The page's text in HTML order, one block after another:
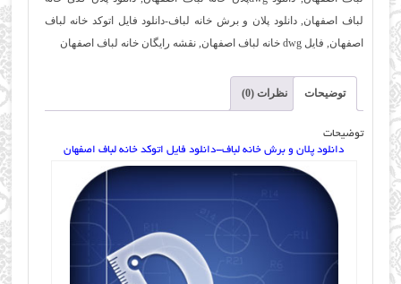
خانه
لباف-
دانلود
اتوکد
لباف
لباف اصفهان,دانلود پلان و برش خانه لباف-دانلود فایل اتوکد خانه لباف
اصفهان, فایل dwg خانه لباف اصفهان ,نقشه رایگان خانه لباف اصفهان
توضیحات نظرات (0)
توضیحات
دانلود پلان و برش خانه لباف-دانلود فایل اتوکد خانه لباف اصفهان